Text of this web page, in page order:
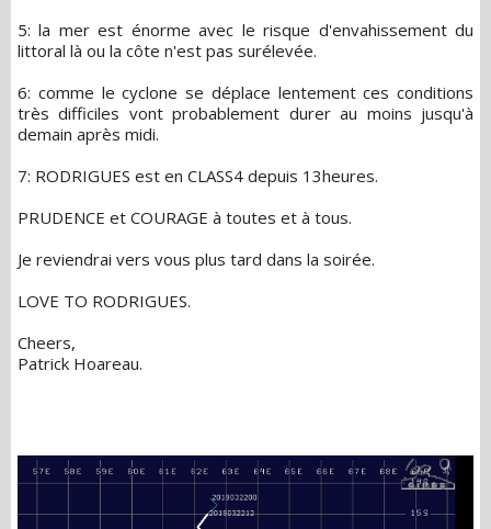
5: la mer est énorme avec le risque d'envahissement du
littoral là ou la côte n'est pas surélevée.
6: comme le cyclone se déplace lentement ces conditions
très difficiles vont probablement durer au moins jusqu'à
demain après midi.
7: RODRIGUES est en CLASS4 depuis 13heures.
PRUDENCE et COURAGE à toutes et à tous.
Je reviendrai vers vous plus tard dans la soirée.
LOVE TO RODRIGUES.
Cheers,
Patrick Hoareau.